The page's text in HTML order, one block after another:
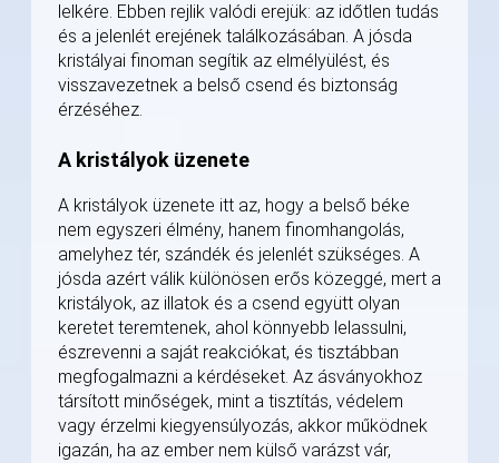
lelkére. Ebben rejlik valódi erejük: az időtlen tudás
és a jelenlét erejének találkozásában. A jósda
kristályai finoman segítik az elmélyülést, és
visszavezetnek a belső csend és biztonság
érzéséhez.
A kristályok üzenete
A kristályok üzenete itt az, hogy a belső béke
nem egyszeri élmény, hanem finomhangolás,
amelyhez tér, szándék és jelenlét szükséges. A
jósda azért válik különösen erős közeggé, mert a
kristályok, az illatok és a csend együtt olyan
keretet teremtenek, ahol könnyebb lelassulni,
észrevenni a saját reakciókat, és tisztábban
megfogalmazni a kérdéseket. Az ásványokhoz
társított minőségek, mint a tisztítás, védelem
vagy érzelmi kiegyensúlyozás, akkor működnek
igazán, ha az ember nem külső varázst vár,